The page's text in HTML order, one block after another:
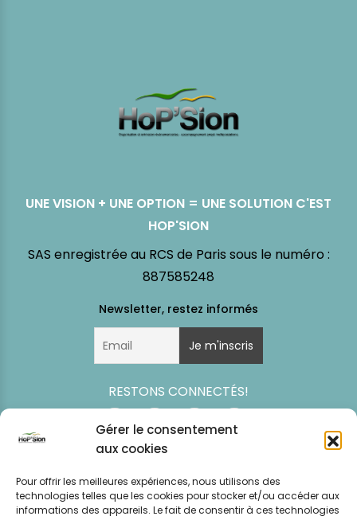
Gérer le consentement
aux cookies
Pour offrir les meilleures expériences, nous utilisons des
technologies telles que les cookies pour stocker et/ou accéder aux
informations des appareils. Le fait de consentir à ces technologies
UNE VISION + UNE OPTION = UNE SOLUTION C'EST
HOP'SION
SAS enregistrée au RCS de Paris sous le numéro :
887585248
RESTONS CONNECTÉS!